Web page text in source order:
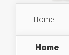
Home
Home